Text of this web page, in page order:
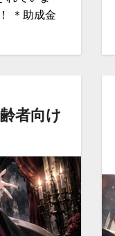
＊助成金
者向け